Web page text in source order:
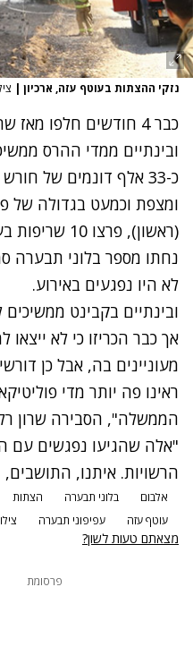
נזקי ההצתות בעוטף עזה, ארכיון |
כבר 4 חודשים חלפו
ובינתיים ממדי ההרס
כ-33 אלף דונמים של
ומצפת וכמעט בגדולה של
(ראשון),
נחתו מספר בלוני תבערה
לא היו נפגעים באירוע.
ובינתיים בקבינט
אך כבר הכריזו כי לא
מעוניינים בה, אבל כן
ראינו פה יותר מדי
הממשלה", הסבירה שרון
"אלה שהגיעו נפגשים עם
הרשויות. איתנו,
אלבום בלוני תבערה הצתות
עוטף עזה
עפיפוני תבערה
מצאתם טעות לשון?
פרסומת